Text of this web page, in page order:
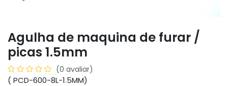
Agulha de maquina de furar /
picas 1.5mm
(0 avaliar)
( PCD-600-8L-1.5MM)